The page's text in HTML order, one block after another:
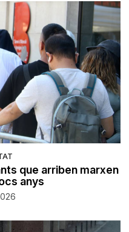
que arriben marxen
anys